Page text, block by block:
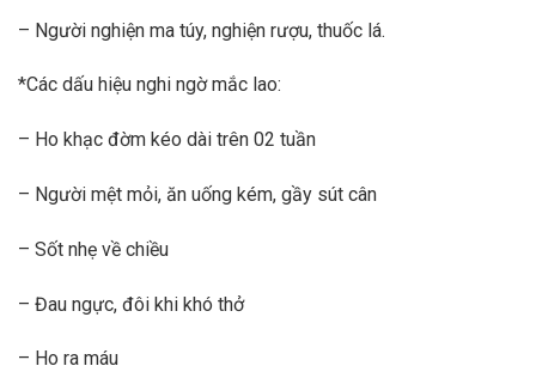
– Người nghiện ma túy, nghiện rượu, thuốc lá.
*Các dấu hiệu nghi ngờ mắc lao:
– Ho khạc đờm kéo dài trên 02 tuần
– Người mệt mỏi, ăn uống kém, gầy sút cân
– Sốt nhẹ về chiều
– Đau ngực, đôi khi khó thở
– Ho ra máu